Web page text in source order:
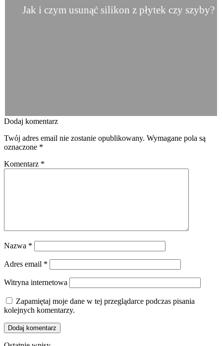
Jak i czym usunąć silikon z płytek czy szyby?
Dodaj komentarz
Twój adres email nie zostanie opublikowany. Wymagane pola są
oznaczone *
Komentarz *
Nazwa *
Adres email *
Witryna internetowa
Zapamiętaj moje dane w tej przeglądarce podczas pisania
kolejnych komentarzy.